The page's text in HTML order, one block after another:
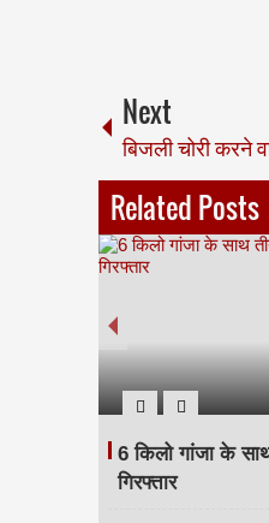
Next
बिजली चोरी करने
Related Posts
6 किलो गांजा के
गिरफ्तार